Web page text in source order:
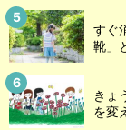
すぐ
靴」
きょ
を変